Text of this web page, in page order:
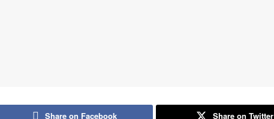
Share on Facebook Share on Twitter